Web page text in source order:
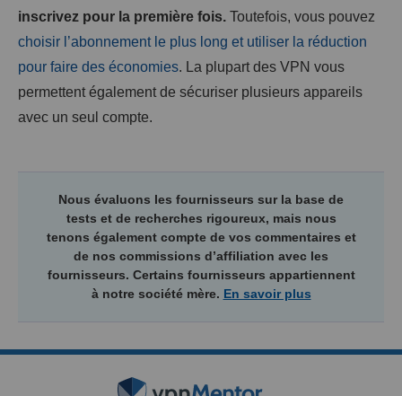
inscrivez pour la première fois. Toutefois, vous pouvez
choisir l’abonnement le plus long et utiliser la réduction
pour faire des économies. La plupart des VPN vous
permettent également de sécuriser plusieurs appareils
avec un seul compte.
Nous évaluons les fournisseurs sur la base de
tests et de recherches rigoureux, mais nous
tenons également compte de vos commentaires et
de nos commissions d’affiliation avec les
fournisseurs. Certains fournisseurs appartiennent
à notre société mère. En savoir plus